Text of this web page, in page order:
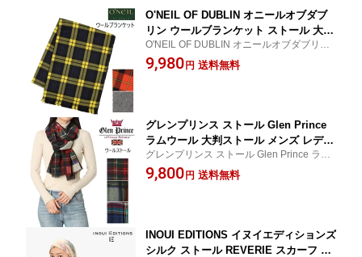
O'NEIL OF DUBLIN オニールオブダブ
リン ウールブランケット ストール 大判
厚手 ひざ掛け ソファ ベッド 25AW
O'NEIL OF DUBLIN オニールオブダブリ
ン ウールブランケット
9,980 円 送料無料
グレンプリンス ストール Glen Prince
ラムウール 大判ストール メンズ レディ
ース イギリス ウール LW1 タータンチ
ェック プレゼント ギフト クリスマス 6
グレンプリンス ストール Glen Prince ラム
ウール 大判ストール
9,800 円 送料無料
INOUI EDITIONS イヌイエディションズ
シルク ストール REVERIE スカーフ CO